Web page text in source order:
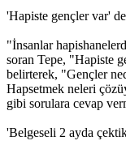
'Hapiste gençler var'
"İnsanlar
soran Tepe, "Hapiste
belirterek, "Gençler
Hapsetmek neleri
gibi sorulara cevap
'Belgeseli 2 ayda